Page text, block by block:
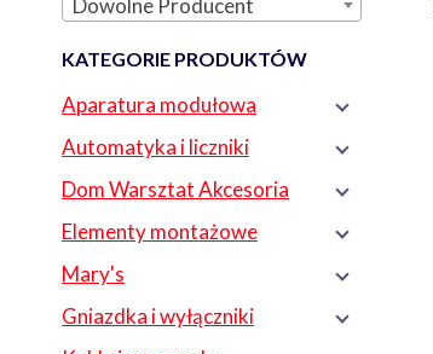
Dowolne Producent
KATEGORIE PRODUKTÓW
Aparatura modułowa
Automatyka i liczniki
Dom Warsztat Akcesoria
Elementy montażowe
Mary's
Gniazdka i wyłączniki